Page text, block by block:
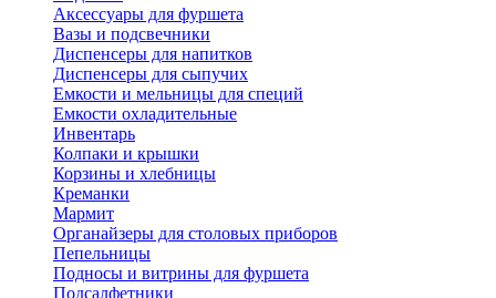
Аксессуары для фуршета
Вазы и подсвечники
Диспенсеры для напитков
Диспенсеры для сыпучих
Емкости и мельницы для специй
Емкости охладительные
Инвентарь
Колпаки и крышки
Корзины и хлебницы
Креманки
Мармит
Органайзеры для столовых приборов
Пепельницы
Подносы и витрины для фуршета
Подсалфетники